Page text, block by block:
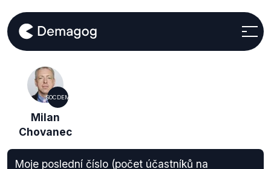
SOCDEM
Milan
Chovanec
Moje poslední číslo (počet účastníků na